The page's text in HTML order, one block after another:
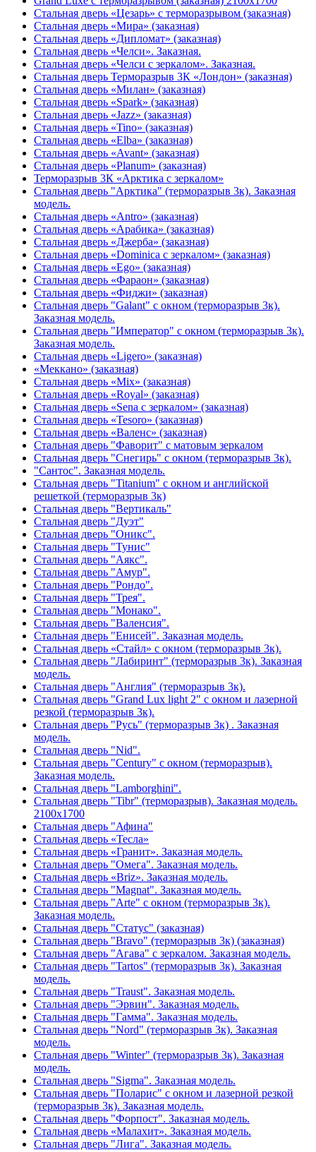
Стальная дверь «Цезарь» с терморазрывом (заказная)
Стальная дверь «Мира» (заказная)
Стальная дверь «Дипломат» (заказная)
Стальная дверь «Челси». Заказная.
Стальная дверь «Челси с зеркалом». Заказная.
Стальная дверь Терморазрыв 3К «Лондон» (заказная)
Стальная дверь «Милан» (заказная)
Стальная дверь «Spark» (заказная)
Стальная дверь «Jazz» (заказная)
Стальная дверь «Tino» (заказная)
Стальная дверь «Elba» (заказная)
Стальная дверь «Avant» (заказная)
Стальная дверь «Planum» (заказная)
Терморазрыв 3К «Арктика с зеркалом»
Стальная дверь "Арктика" (терморазрыв 3к). Заказная
модель.
Стальная дверь «Antro» (заказная)
Стальная дверь «Арабика» (заказная)
Стальная дверь «Джерба» (заказная)
Стальная дверь «Dominica с зеркалом» (заказная)
Стальная дверь «Ego» (заказная)
Стальная дверь «Фараон» (заказная)
Стальная дверь «Фиджи» (заказная)
Стальная дверь "Galant" с окном (терморазрыв 3к).
Заказная модель.
Стальная дверь "Император" с окном (терморазрыв 3к).
Заказная модель.
Стальная дверь «Ligero» (заказная)
«Меккано» (заказная)
Стальная дверь «Mix» (заказная)
Стальная дверь «Royal» (заказная)
Стальная дверь «Sena с зеркалом» (заказная)
Стальная дверь «Tesoro» (заказная)
Стальная дверь «Валенс» (заказная)
Стальная дверь "Фаворит" с матовым зеркалом
Стальная дверь "Снегирь" с окном (терморазрыв 3к).
"Сантос". Заказная модель.
Стальная дверь "Titanium" с окном и английской
решеткой (терморазрыв 3к)
Стальная дверь "Вертикаль"
Стальная дверь "Дуэт"
Стальная дверь "Оникс".
Стальная дверь "Тунис"
Стальная дверь "Аякс".
Стальная дверь "Амур".
Стальная дверь "Рондо".
Стальная дверь "Трея".
Стальная дверь "Монако".
Стальная дверь "Валенсия".
Стальная дверь "Енисей". Заказная модель.
Стальная дверь «Стайл» с окном (терморазрыв 3к).
Стальная дверь "Лабиринт" (терморазрыв 3к). Заказная
модель.
Стальная дверь "Англия" (терморазрыв 3к).
Стальная дверь "Grand Lux light 2" с окном и лазерной
резкой (терморазрыв 3к).
Стальная дверь "Русь" (терморазрыв 3к) . Заказная
модель.
Стальная дверь "Nid".
Стальная дверь "Century" с окном (терморазрыв).
Заказная модель.
Стальная дверь "Lamborghini".
Стальная дверь "Tibr" (терморазрыв). Заказная модель.
2100х1700
Стальная дверь "Афина"
Стальная дверь «Тесла»
Стальная дверь «Гранит». Заказная модель.
Стальная дверь "Омега". Заказная модель.
Стальная дверь «Briz». Заказная модель.
Стальная дверь "Magnat". Заказная модель.
Стальная дверь "Arte" с окном (терморазрыв 3к).
Заказная модель.
Стальная дверь "Статус" (заказная)
Стальная дверь "Bravo" (терморазрыв 3к) (заказная)
Стальная дверь "Агава" с зеркалом. Заказная модель.
Стальная дверь "Tartos" (терморазрыв 3к). Заказная
модель.
Стальная дверь "Traust". Заказная модель.
Стальная дверь "Эрвин". Заказная модель.
Стальная дверь "Гамма". Заказная модель.
Стальная дверь "Nord" (терморазрыв 3к). Заказная
модель.
Стальная дверь "Winter" (терморазрыв 3к). Заказная
модель.
Стальная дверь "Sigma". Заказная модель.
Стальная дверь "Поларис" с окном и лазерной резкой
(терморазрыв 3к). Заказная модель.
Стальная дверь "Форпост". Заказная модель.
Стальная дверь «Малахит». Заказная модель.
Стальная дверь "Лига". Заказная модель.